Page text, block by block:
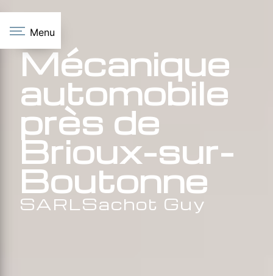
Menu
Mécanique
automobile
près de
Brioux-sur-
Boutonne
SARLSachot Guy